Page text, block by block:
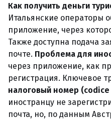
Как получить деньги
Итальянские операторы
приложение, через
Также доступна подача
почте. Проблема для
через приложение, как
регистрация. Ключевое
налоговый номер
иностранцу не
почта, но, по данным